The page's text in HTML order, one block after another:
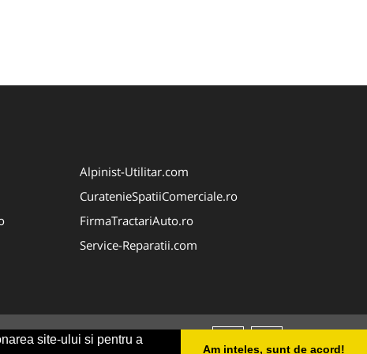
site-ului si pentru a
Am inteles, sunt de acord!
Alpinist-Utilitar.com
CuratenieSpatiiComerciale.ro
FirmaTractariAuto.ro
Service-Reparatii.com